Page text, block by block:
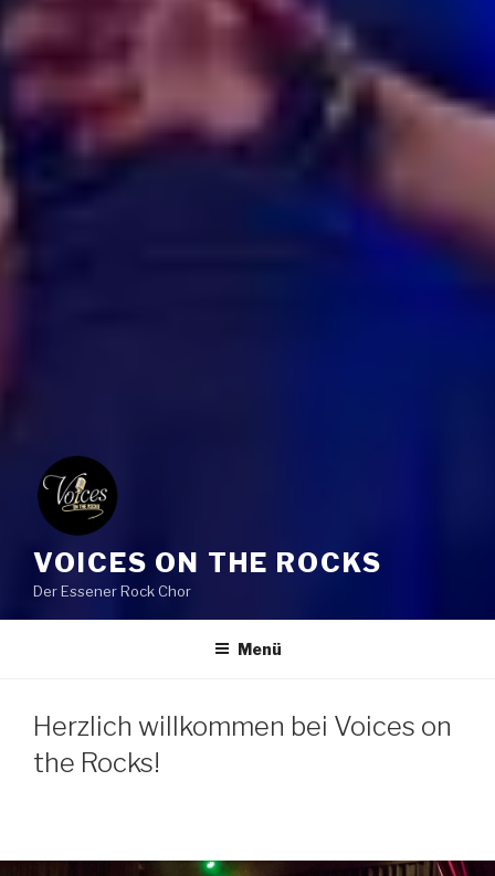
VOICES ON THE ROCKS
Der Essener Rock Chor
Menü
Herzlich willkommen bei Voices on
the Rocks!